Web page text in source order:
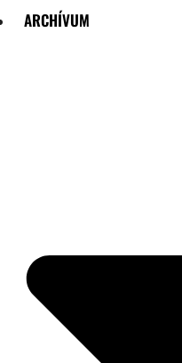
ARCHÍVUM